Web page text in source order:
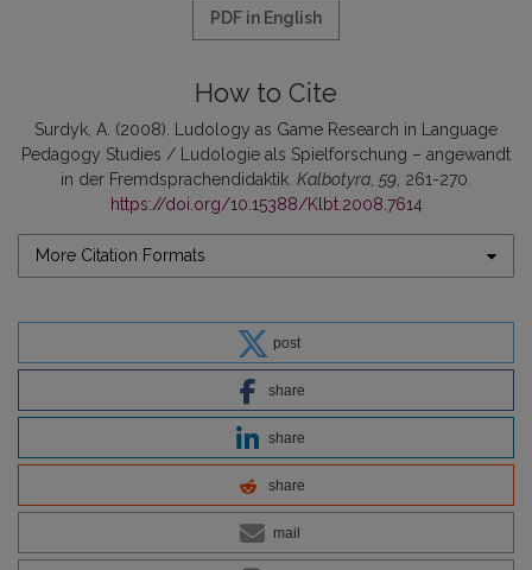
PDF in English
How to Cite
Surdyk, A. (2008). Ludology as Game Research in Language
Pedagogy Studies / Ludologie als Spielforschung – angewandt
in der Fremdsprachendidaktik. Kalbotyra 59 , 261-270.
https://doi.org/10.15388/Klbt.2008.7614
More Citation Formats
post
share
share
share
mail